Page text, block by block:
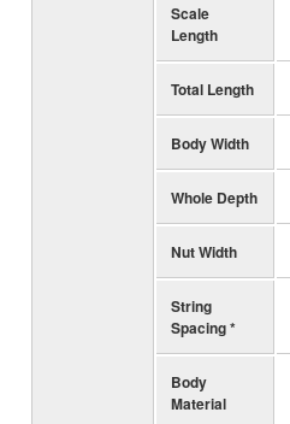
Scale
Length
Total Length
Body Width
Whole Depth
Nut Width
String
Spacing *
Body
Material